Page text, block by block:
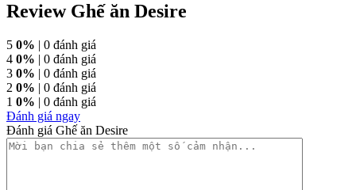
Review Ghế ăn Desire
5 0% | 0 đánh giá
4 0% | 0 đánh giá
3 0% | 0 đánh giá
2 0% | 0 đánh giá
1 0% | 0 đánh giá
Đánh giá ngay
Đánh giá Ghế ăn Desire